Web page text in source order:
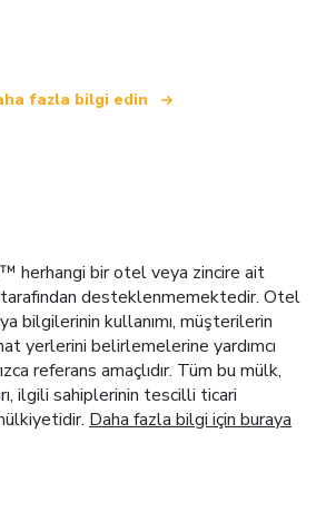
fazla bilgi edin
herhangi bir otel veya zincire ait
desteklenmemektedir. Otel
bilgilerinin kullanımı, müşterilerin
yerlerini belirlemelerine yardımcı
referans amaçlıdır. Tüm bu mülk,
ilgili sahiplerinin tescilli ticari
Daha fazla bilgi için buraya